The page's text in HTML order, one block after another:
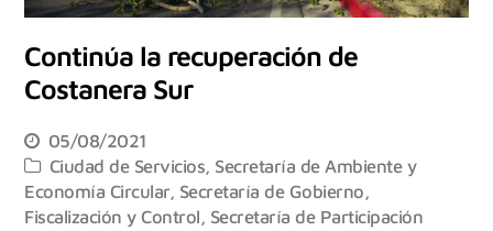
Continúa la recuperación de
Costanera Sur
05/08/2021
Ciudad de Servicios Secretaría de Ambiente y
Economía Circular, Secretaría de Gobierno,
Fiscalización y Control Secretaría de Participación